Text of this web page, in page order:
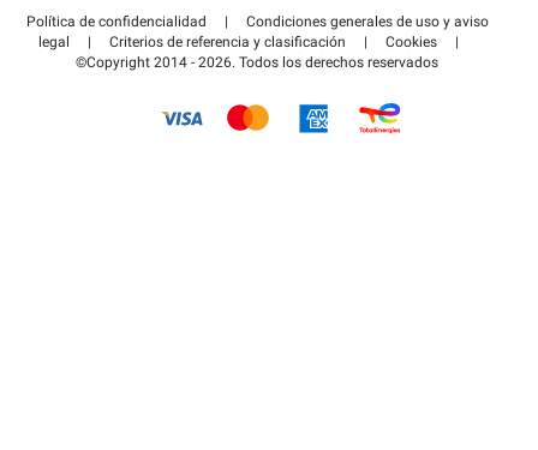
Pagar el aparcamiento FLOW
Guía de estacionamiento
Política de confidencialidad |
Condiciones generales de uso y aviso
legal
| Criterios de referencia y clasificación | Cookies
|
©Copyright 2014 - 2026. Todos los derechos reservados